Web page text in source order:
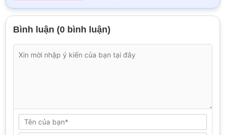
Bình luận (0 bình luận)